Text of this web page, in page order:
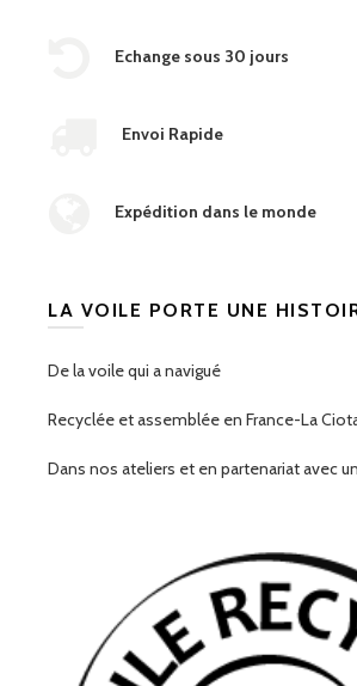
Echange sous 30 jours
Envoi Rapide
Expédition dans le monde
LA VOILE PORTE UNE
De la voile qui a navigué
Recyclée et assemblée en France-La
Dans nos ateliers et en partenariat avec